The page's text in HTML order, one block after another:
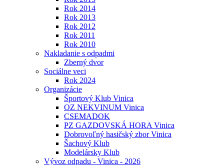
Rok 2014
Rok 2013
Rok 2012
Rok 2011
Rok 2010
Nakladanie s odpadmi
Zberný dvor
Sociálne veci
Rok 2024
Organizácie
Športový Klub Vinica
OZ NEKVINUM Vinica
CSEMADOK
PZ GAZDOVSKÁ HORA Vinica
Dobrovoľný hasičský zbor Vinica
Šachový Klub
Modelársky Klub
Vývoz odpadu - Vinica - 2026